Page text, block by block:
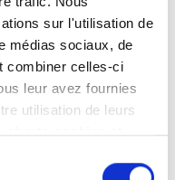
sur l'utilisation de
médias sociaux, de
combiner celles-ci
leur avez fournies
utilisation de leurs
charte cookieset
dans le cadre
nuitée, un lieu de
de recharge (même
seront utiles pour